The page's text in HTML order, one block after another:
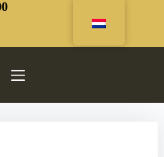
- 20:00